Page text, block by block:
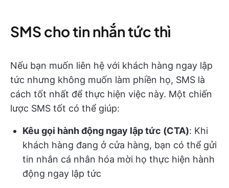
SMS cho tin nhắn tức thì
Nếu bạn muốn liên hệ với khách hàng ngay lập
tức nhưng không muốn làm phiền họ, SMS là
cách tốt nhất để thực hiện việc này. Một chiến
lược SMS tốt có thể giúp:
Kêu gọi hành động ngay lập tức (CTA): Khi
khách hàng đang ở cửa hàng, bạn có thể gửi
tin nhắn cá nhân hóa mời họ thực hiện hành
động ngay lập tức